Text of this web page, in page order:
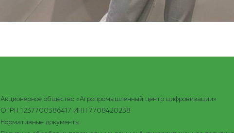
Акционерное общество «Агропромышленный центр цифровизации»
ОГРН 1237700386417 ИНН 7708420238
Нормативные документы